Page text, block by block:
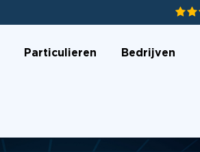
Particulieren Bedrijven